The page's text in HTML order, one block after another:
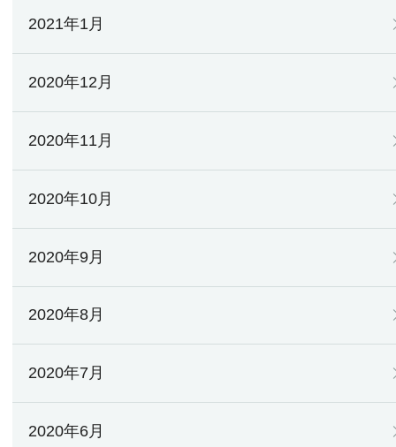
2021年1月
2020年12月
2020年11月
2020年10月
2020年9月
2020年8月
2020年7月
2020年6月